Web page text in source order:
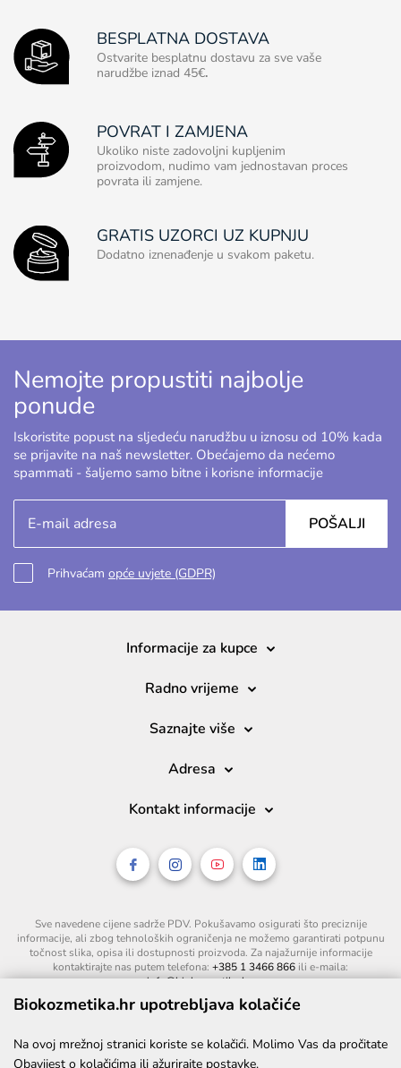
BESPLATNA DOSTAVA
Ostvarite besplatnu dostavu za sve vaše
narudžbe iznad 45€.
POVRAT I ZAMJENA
Ukoliko niste zadovoljni kupljenim
proizvodom, nudimo vam jednostavan proces
povrata ili zamjene.
GRATIS UZORCI UZ KUPNJU
Dodatno iznenađenje u svakom paketu.
Nemojte propustiti najbolje
ponude
Iskoristite popust na sljedeću narudžbu u iznosu od 10% kada
se prijavite na naš newsletter. Obećajemo da nećemo
spammati - šaljemo samo bitne i korisne informacije
POŠALJI
Prihvaćam opće uvjete (GDPR)
Informacije za kupce
Radno vrijeme
Saznajte više
Adresa
Kontakt informacije
Sve navedene cijene sadrže PDV. Pokušavamo osigurati što preciznije
informacije, ali zbog tehnoloških ograničenja ne možemo garantirati potpunu
točnost slika, opisa ili dostupnosti proizvoda. Za najažurnije informacije
kontaktirajte nas putem telefona: +385 1 3466 866 ili e-maila:
info@biokozmetika.hr.
Biokozmetika.hr upotrebljava kolačiće
Na ovoj mrežnoj stranici koriste se kolačići. Molimo Vas da pročitate
Obavijest o kolačićima ili ažurirajte postavke.